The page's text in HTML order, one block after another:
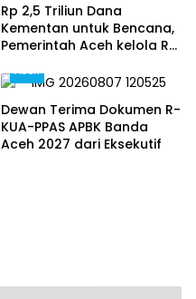
Rp 2,5 Triliun Dana
Kementan untuk Bencana,
Pemerintah Aceh kelola Rp
Aceh
Dewan Terima Dokumen R-
KUA-PPAS APBK Banda
Aceh 2027 dari Eksekutif